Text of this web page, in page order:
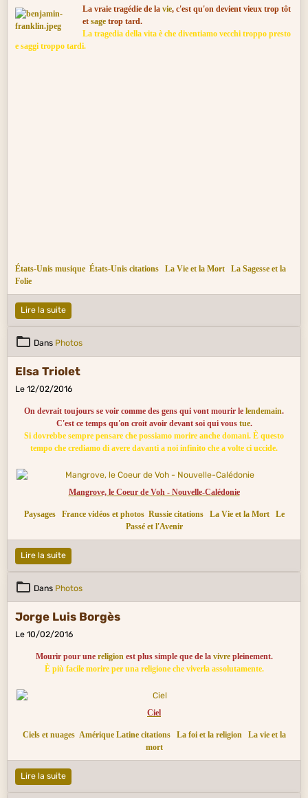
La vraie tragédie de la vie, c'est qu'on devient vieux trop tôt
et sagetrop tard.
La tragedia della vita è che diventiamo vecchi troppo presto
e saggi troppo tardi.
États-Unis musique États-Unis citations La Vie et la Mort
La Sagesse et la
Folie
Lire la suite
Dans Photos
Elsa Triolet
Le 12/02/2016
On devrait toujours se voir comme des gens qui vont mourir le lendemain.
C'est ce temps qu'on croit avoir devant soi qui vous tue.
Si dovrebbe sempre pensare che possiamo morire anche domani. È questo
tempo che crediamo di avere davanti a noi infinito che a volte ci uccide.
Mangrove, le Coeur de Voh - Nouvelle-Calédonie
Paysages France vidéos et photos Russie citations La Vie et la Mort
Le
Passé et l'Avenir
Lire la suite
Dans Photos
Jorge Luis Borgès
Le 10/02/2016
Mourir pour une religion est plus simple que de la vivrepleinement.
È più facile morire per una religione che viverla assolutamente.
Ciel
Ciels et nuages Amérique Latine citations La foi et la religion
La vie et la
mort
Lire la suite